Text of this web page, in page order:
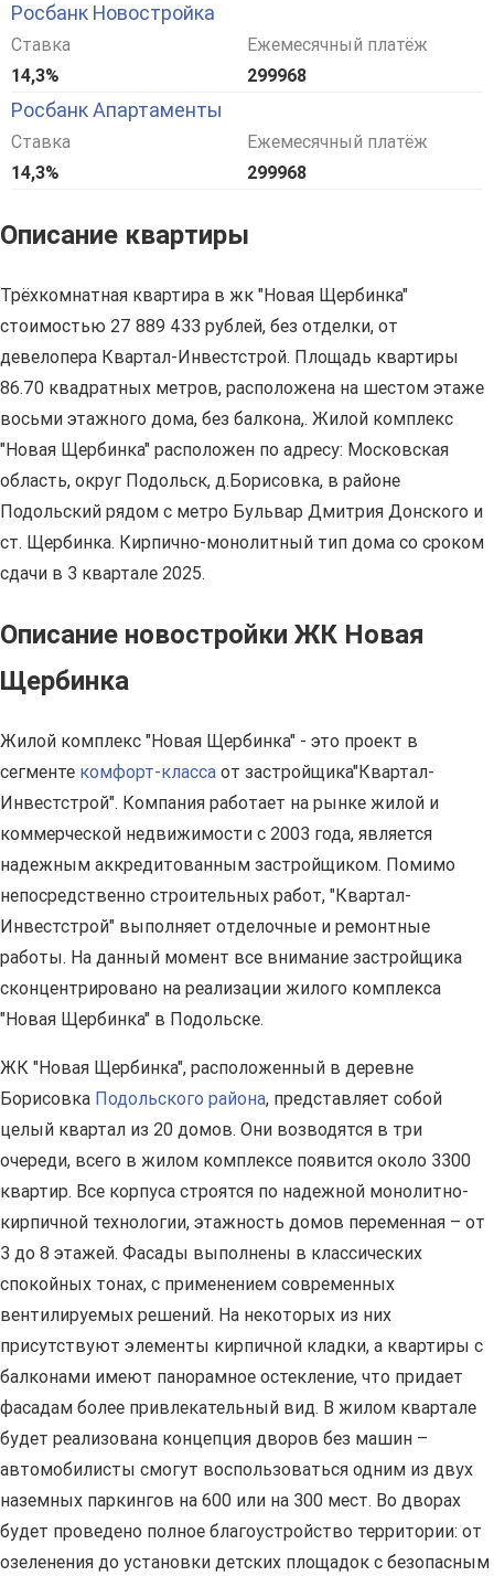
Росбанк Новостройка
Ставка
14,3%
Ежемесячный платёж
299968
Росбанк Апартаменты
Ставка
14,3%
Ежемесячный платёж
299968
Описание квартиры
Трёхкомнатная квартира в жк "Новая Щербинка"
стоимостью 27 889 433 рублей, без отделки, от
девелопера Квартал-Инвестстрой. Площадь квартиры
86.70 квадратных метров, расположена на шестом этаже
восьми этажного дома, без балкона,. Жилой комплекс
"Новая Щербинка" расположен по адресу: Московская
область, округ Подольск, д.Борисовка, в районе
Подольский рядом с метро Бульвар Дмитрия Донского и
ст. Щербинка. Кирпично-монолитный тип дома со сроком
сдачи в 3 квартале 2025.
Описание новостройки ЖК Новая
Щербинка
Жилой комплекс "Новая Щербинка" - это проект в
сегменте комфорт-класса от застройщика"Квартал-
Инвестстрой". Компания работает на рынке жилой и
коммерческой недвижимости с 2003 года, является
надежным аккредитованным застройщиком. Помимо
непосредственно строительных работ, "Квартал-
Инвестстрой" выполняет отделочные и ремонтные
работы. На данный момент все внимание застройщика
сконцентрировано на реализации жилого комплекса
"Новая Щербинка" в Подольске.
ЖК "Новая Щербинка", расположенный в деревне
Борисовка Подольского района, представляет собой
целый квартал из 20 домов. Они возводятся в три
очереди, всего в жилом комплексе появится около 3300
квартир. Все корпуса строятся по надежной монолитно-
кирпичной технологии, этажность домов переменная – от
3 до 8 этажей. Фасады выполнены в классических
спокойных тонах, с применением современных
вентилируемых решений. На некоторых из них
присутствуют элементы кирпичной кладки, а квартиры с
балконами имеют панорамное остекление, что придает
фасадам более привлекательный вид. В жилом квартале
будет реализована концепция дворов без машин –
автомобилисты смогут воспользоваться одним из двух
наземных паркингов на 600 или на 300 мест. Во дворах
будет проведено полное благоустройство территории: от
озеленения до установки детских площадок с безопасным